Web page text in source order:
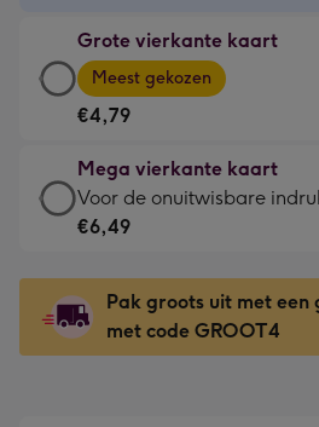
€3,49
-
Voor
kleine
gelukwens
-
130
x
130
mm
Grote vierkante kaart
Grote
vierkante
kaart
-
€4,79
-
Meest
-
Dimensions:
167
Meest gekozen
€4,79
Mega vierkante kaart
Mega
vierkante
-
€6,49
-
Voor de onuitwisbare
€6,49
Pak groots uit met
met code GROOT4